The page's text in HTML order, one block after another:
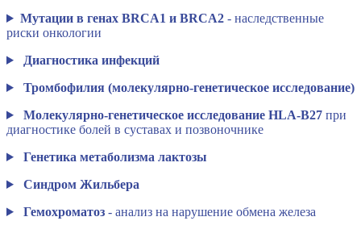
Мутации в генах BRCA1 и BRCA2- наследственные
риски онкологии
Диагностика инфекций
Тромбофилия (молекулярно-генетическое исследование)
Молекулярно-генетическое исследование HLA-B27при
диагностике болей в суставах и позвоночнике
Генетика метаболизма лактозы
Синдром Жильбера
Гемохроматоз- анализ на нарушение обмена железа